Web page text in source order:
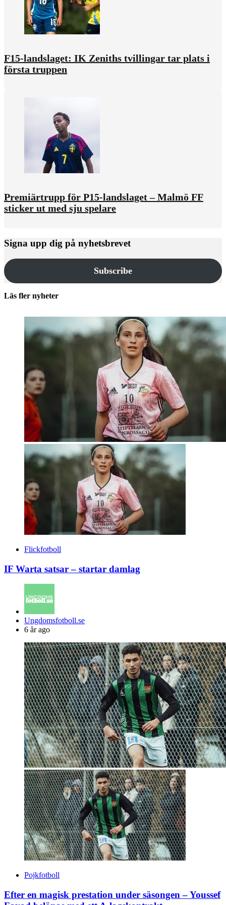
F15-landslaget: IK Zeniths tvillingar tar plats i
första truppen
Premiärtrupp för P15-landslaget – Malmö FF
sticker ut med sju spelare
Signa upp dig på nyhetsbrevet
Subscribe
Läs fler nyheter
Flickfotboll
IF Warta satsar – startar damlag
Posted
by
Ungdomsfotboll.se
6 år ago
Pojkfotboll
Efter en magisk prestation under säsongen – Youssef